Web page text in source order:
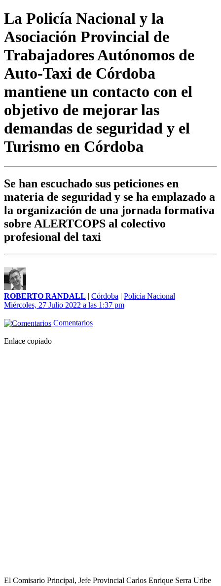
La Policía Nacional y la
Asociación Provincial de
Trabajadores Autónomos de
Auto-Taxi de Córdoba
mantiene un contacto con el
objetivo de mejorar las
demandas de seguridad y el
Turismo en Córdoba
Se han escuchado sus peticiones en
materia de seguridad y se ha emplazado a
la organización de una jornada formativa
sobre ALERTCOPS al colectivo
profesional del taxi
ROBERTO RANDALL | Córdoba | Policía Nacional
Miércoles, 27 Julio 2022 a las 1:37 pm
Comentarios
Enlace copiado
El Comisario Principal, Jefe Provincial Carlos Enrique Serra Uribe